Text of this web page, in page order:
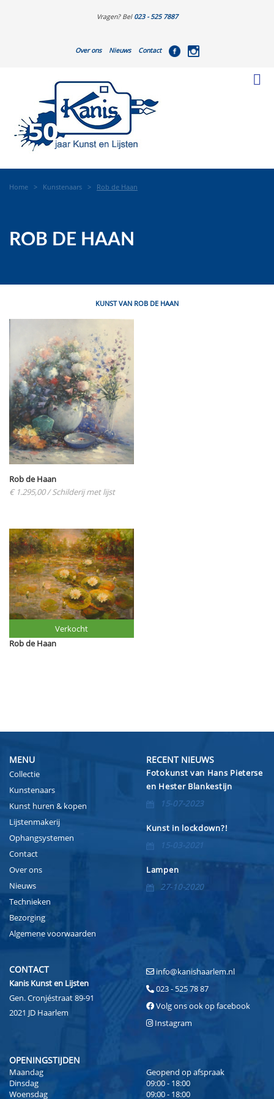
Vragen? Bel 023 - 525 7887
Over ons Nieuws Contact
Home > Kunstenaars > Rob de Haan
ROB DE HAAN
KUNST VAN ROB DE HAAN
Rob de Haan
€ 1.295,00/ Schilderij met lijst
Rob de Haan
Verkocht
MENU
Collectie
Kunstenaars
Kunst huren & kopen
Lijstenmakerij
Ophangsystemen
Contact
Over ons
Nieuws
Technieken
Bezorging
Algemene voorwaarden
RECENT NIEUWS
Fotokunst van Hans Pieterse
en Hester Blankestijn
15-07-2023
Kunst in lockdown?!
15-03-2021
Lampen
27-10-2020
CONTACT
Kanis Kunst en Lijsten
Gen. Cronjéstraat 89-91
2021 JD Haarlem
info@kanishaarlem.nl
023 - 525 78 87
Volg ons ook op facebook
Instagram
OPENINGSTIJDEN
Maandag
Geopend op afspraak
Dinsdag
09:00 - 18:00
Woensdag
09:00 - 18:00